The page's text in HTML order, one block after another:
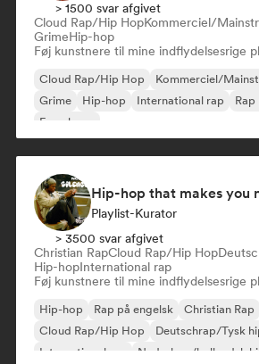
> 1500 svar afgivet
Cloud Rap/Hip HopKommerciel/
GrimeHip-hop
Føj kunstnere til mine indflydelsesrige
Cloud Rap/Hip Hop Kommerciel/
Grime
Hip-hop International rap
Rap
Fransk rap
Hip-hop that makes you
Playlist-Kurator
> 3500 svar afgivet
Christian RapCloud Rap/Hip Hop
Hip-hopInternational rap
Føj kunstnere til mine indflydelsesrige
Hip-hop Rap på engelsk
Christian Rap
Cloud Rap/Hip Hop
Deutschrap/Tysk
International rap
Nederhop/hollandsk